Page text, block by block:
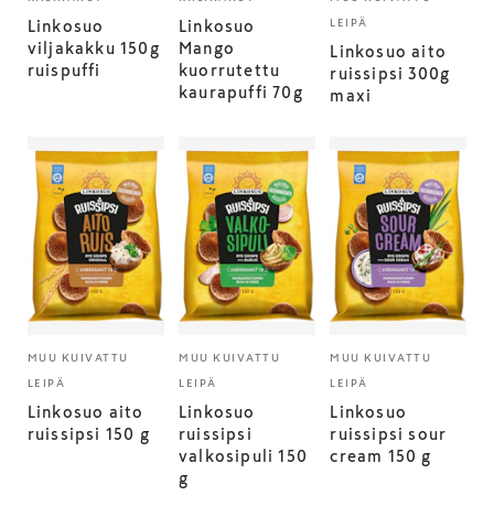
Linkosuo
viljakakku 150g
ruispuffi
Linkosuo
Mango
kuorrutettu
kaurapuffi 70g
LEIPÄ
Linkosuo aito
ruissipsi 300g
maxi
MUU KUIVATTU
LEIPÄ
Linkosuo aito
ruissipsi 150 g
MUU KUIVATTU
LEIPÄ
Linkosuo
ruissipsi
valkosipuli 150
g
MUU KUIVATTU
LEIPÄ
Linkosuo
ruissipsi sour
cream 150 g